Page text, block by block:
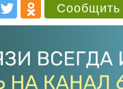
Сообщить